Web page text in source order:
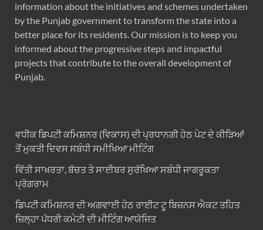
information about the initiatives and schemes undertaken
by the Punjab government to transform the state into a
better place for its residents. Our mission is to keep you
informed about the progressive steps and impactful
projects that contribute to the overall development of
Punjab.
ਵਧੀਕ ਡਿਪਟੀ ਕਮਿਸ਼ਨਰ (ਵਿਕਾਸ) ਦੀ ਪ੍ਰਧਾਨਗੀ ਹੇਠ ਪੇਟ ਦੇ ਕੀੜਿਆਂ
ਤੋਂ ਮੁਕਤੀ ਦਿਵਸ ਸਬੰਧੀ ਸਮੀਖਿਆ ਮੀਟਿੰਗ
ਵਿੱਤੀ ਸਾਖਰਤਾ, ਬੱਚਤ ਤੇ ਸਾਈਬਰ ਸੁਰੱਖਿਆ ਸਬੰਧੀ ਜਾਗਰੂਕਤਾ
ਪ੍ਰੋਗਰਾਮ
ਡਿਪਟੀ ਕਮਿਸ਼ਨਰ ਦੀ ਅਗਵਾਈ ਹੇਠ ਰਾਈਟ ਟੂ ਬਿਜ਼ਨਸ ਐਕਟ ਤਹਿਤ
ਜ਼ਿਲ੍ਹਾ ਪੱਧਰੀ ਕਮੇਟੀ ਦੀ ਮੀਟਿੰਗ ਆਯੋਜਿਤ